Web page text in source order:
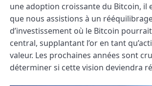
une adoption croissante du Bitcoin, il
que nous assistions à un
d’investissement où le Bitcoin
central, supplantant l’or en tant
valeur. Les prochaines années sont
déterminer si cette vision deviendra